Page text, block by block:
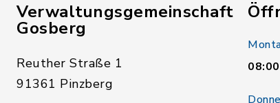
Verwaltungsgemeinschaft
Gosberg
Reuther Straße 1
91361 Pinzberg